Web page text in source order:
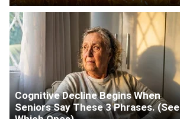
Cognitive Decline Begins When
Seniors Say These 3 Phrases. (See